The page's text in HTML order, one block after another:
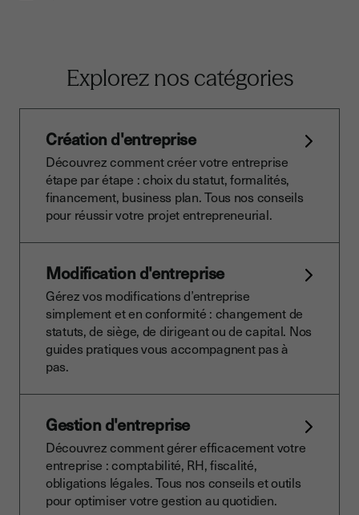
Explorez nos catégories
Création d'entreprise
Découvrez comment créer votre entreprise
étape par étape : choix du statut, formalités,
financement, business plan. Tous nos conseils
pour réussir votre projet entrepreneurial.
Modification d'entreprise
Gérez vos modifications d’entreprise
simplement et en conformité : changement de
statuts, de siège, de dirigeant ou de capital. Nos
guides pratiques vous accompagnent pas à
pas.
Gestion d'entreprise
Découvrez comment gérer efficacement votre
entreprise : comptabilité, RH, fiscalité,
obligations légales. Tous nos conseils et outils
pour optimiser votre gestion au quotidien.